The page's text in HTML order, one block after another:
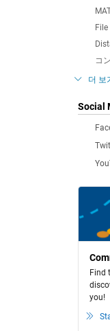
コ
더 보
Social
Find
you!